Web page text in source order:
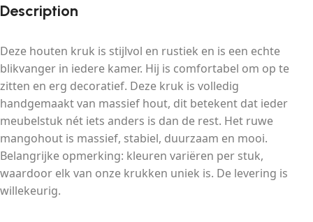
Description
Deze houten kruk is stijlvol en rustiek en is een echte
blikvanger in iedere kamer. Hij is comfortabel om op te
zitten en erg decoratief. Deze kruk is volledig
handgemaakt van massief hout, dit betekent dat ieder
meubelstuk nét iets anders is dan de rest. Het ruwe
mangohout is massief, stabiel, duurzaam en mooi.
Belangrijke opmerking: kleuren variëren per stuk,
waardoor elk van onze krukken uniek is. De levering is
willekeurig.